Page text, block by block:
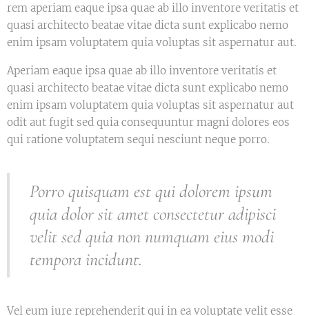
rem aperiam eaque ipsa quae ab illo inventore veritatis et
quasi architecto beatae vitae dicta sunt explicabo nemo
enim ipsam voluptatem quia voluptas sit aspernatur aut.
Aperiam eaque ipsa quae ab illo inventore veritatis et
quasi architecto beatae vitae dicta sunt explicabo nemo
enim ipsam voluptatem quia voluptas sit aspernatur aut
odit aut fugit sed quia consequuntur magni dolores eos
qui ratione voluptatem sequi nesciunt neque porro.
Porro quisquam est qui dolorem ipsum
quia dolor sit amet consectetur adipisci
velit sed quia non numquam eius modi
tempora incidunt.
Vel eum iure reprehenderit qui in ea voluptate velit esse